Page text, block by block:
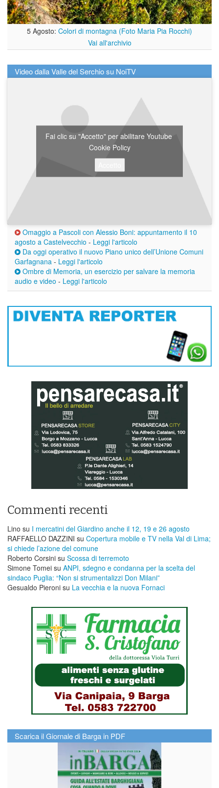
5 Agosto: Colori di montagna (Foto Maria Pia Rocchi)
Vai all'archivio
Video dalla Valle del Serchio su NoiTV
Fai clic su "Accetto" per abilitare Youtube
Cookie Policy
Omaggio a Pascoli con Alessio Boni: appuntamento il 10
agosto a Castelvecchio - Leggi l'articolo
Da oggi operativo il nuovo Piano unico dell’Unione Comuni
Garfagnana - Leggi l'articolo
Ombre di Memoria, un esercizio per salvare la memoria
audio e video - Leggi l'articolo
Commenti recenti
Lino su I mercatini del Giardino anche il 12, 19 e 26 agosto
RAFFAELLO DAZZINI su ​Copertura mobile e TV nella Val di Lima;
si chiede l’azione del comune
Roberto Corsini su Scossa di terremoto
Simone Tomei su ANPI, sdegno e condanna per la scelta del
sindaco Puglia: “Non si strumentalizzi Don Milani”
Gesualdo Pieroni su La vecchia e la nuova Fornaci
Scarica il Giornale di Barga in PDF